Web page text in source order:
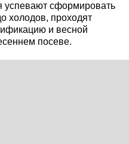
успевают сформировать
холодов, проходят
и весной
посеве.